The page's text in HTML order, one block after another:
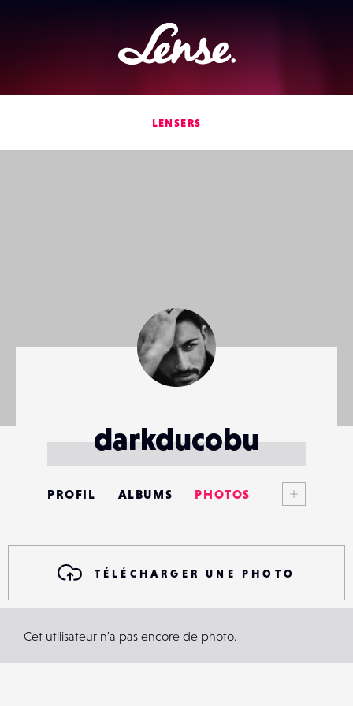
Lense
LENSERS
darkducobu
PROFIL ALBUMS PHOTOS
CONTACTS
ÉVÉNEMENTS
TÉLÉCHARGER UNE PHOTO
Cet utilisateur n'a pas encore de photo.